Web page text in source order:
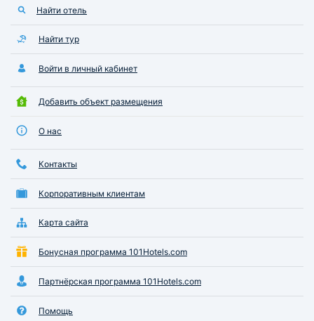
Найти отель
Найти тур
Войти в личный кабинет
Добавить объект размещения
О нас
Контакты
Корпоративным клиентам
Карта сайта
Бонусная программа 101Hotels.com
Партнёрская программа 101Hotels.com
Помощь